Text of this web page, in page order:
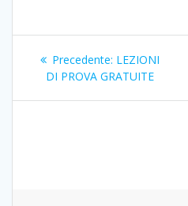
Navigazione
articoli
Precedente: Articolo
precedente:
LEZIONI
DI PROVA GRATUITE